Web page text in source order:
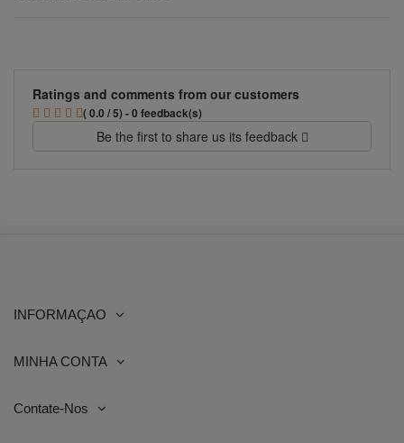
Ratings and comments from our customers
( 0.0 / 5) - 0 feedback(s)
Be the first to share us its feedback
INFORMAÇAO
MINHA CONTA
Contate-Nos